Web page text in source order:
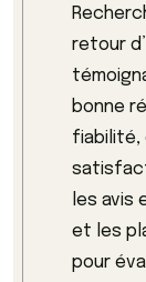
retour
bonne
fiabilité,
les avis
et les
pour